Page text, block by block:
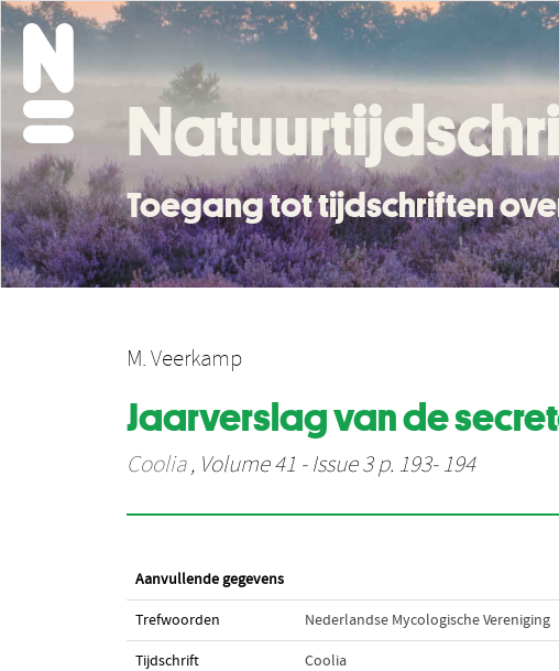
Toegang tot tijdschriften
M. Veerkamp
Jaarverslag van de
Coolia, Volume 41 - Issue 3 p. 193- 194
Aanvullende gegevens
Trefwoorden Nederlandse Mycologische Vereniging
Tijdschrift Coolia